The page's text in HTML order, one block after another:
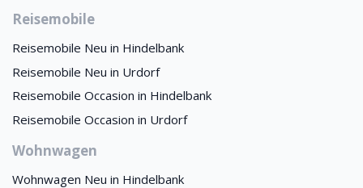
Reisemobile
Reisemobile Neu in Hindelbank
Reisemobile Neu in Urdorf
Reisemobile Occasion in Hindelbank
Reisemobile Occasion in Urdorf
Wohnwagen
Wohnwagen Neu in Hindelbank